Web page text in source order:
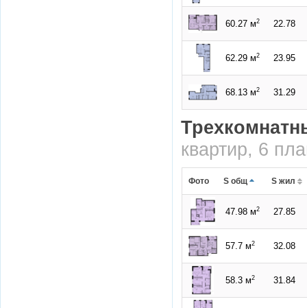
60.27 м2 22.78
62.29 м2 23.95
68.13 м2 31.29
квартир, 6
Фото S общ S жил
47.98 м2 27.85
57.7 м2 32.08
58.3 м2 31.84